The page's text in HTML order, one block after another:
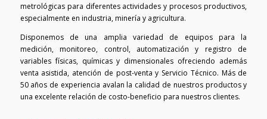
metrológicas para diferentes actividades y procesos productivos,
especialmente en industria, minería y agricultura.
Disponemos de una amplia variedad de equipos para la
medición, monitoreo, control, automatización y registro de
variables físicas, químicas y dimensionales ofreciendo además
venta asistida, atención de post-venta y Servicio Técnico. Más de
50 años de experiencia avalan la calidad de nuestros productos y
una excelente relación de costo-beneficio para nuestros clientes.